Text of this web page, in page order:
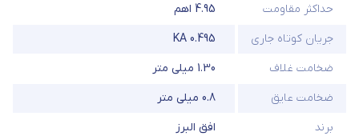
حداکثر مقاومت
4.95 اهم
جریان کوتاه جاری
0.495 KA
ضخامت غلاف
1.30 میلی متر
ضخامت عایق
0.8 میلی متر
برند
افق البرز